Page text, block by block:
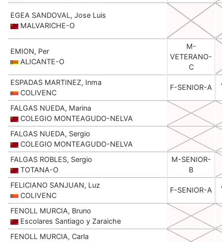
EGEA SANDOVAL, Jose Luis
MALVARICHE-O
EMION, Per
ALICANTE-O
M-
VETERANO-
C
ESPADAS MARTINEZ, Inma
COLIVENC
F-SENIOR-A
FALGAS NUEDA, Marina
COLEGIO MONTEAGUDO-NELVA
FALGAS NUEDA, Sergio
COLEGIO MONTEAGUDO-NELVA
FALGAS ROBLES, Sergio
TOTANA-O
M-SENIOR-
B
FELICIANO SANJUAN, Luz
COLIVENC
F-SENIOR-A
FENOLL MURCIA, Bruno
Escolares Santiago y Zaraiche
FENOLL MURCIA, Carla